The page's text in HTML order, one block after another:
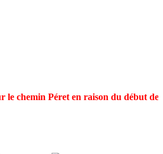
chemin Péret en raison du début